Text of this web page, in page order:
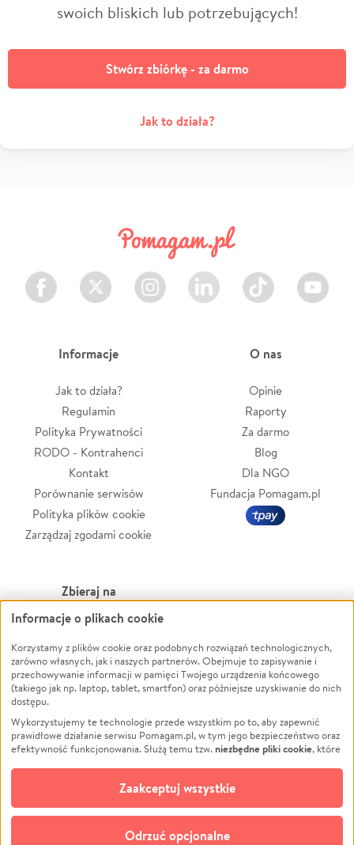
swoich bliskich lub potrzebujących!
Stwórz zbiórkę - za darmo
Jak to działa?
Facebook Twitter Instagram LinkedIn TikTok Youtube
Informacje
Jak to działa?
Regulamin
Polityka Prywatności
RODO - Kontrahenci
Kontakt
Porównanie serwisów
Polityka plików cookie
Zarządzaj zgodami cookie
O nas
Opinie
Raporty
Za darmo
Blog
Dla NGO
Fundacja Pomagam.pl
Zbieraj na
Leczenie
Zwierzęta
Pożar
Ukraina
Pomoc Finansowa
Projekty
Pogrzeb
Społeczność lokalna
Kultura
Powódź
Wichura
NGO
Edukacja
Podróż
Impreza
Ochrona środowiska
Biznes
Informacje o plikach cookie
Korzystamy z plików cookie oraz podobnych rozwiązań technologicznych,
zarówno własnych, jak i naszych partnerów. Obejmuje to zapisywanie i
przechowywanie informacji w pamięci Twojego urządzenia końcowego
(takiego jak np. laptop, tablet, smartfon) oraz późniejsze uzyskiwanie do nich
dostępu.
Wykorzystujemy te technologie przede wszystkim po to, aby zapewnić
prawidłowe działanie serwisu Pomagam.pl, w tym jego bezpieczeństwo oraz
efektywność funkcjonowania. Służą temu tzw.niezbędne pliki cookie, które
opcjonalnych plików cookie
technologii do celów analitycznych i retargetingowych. Możesz wyrazić
zgodę na ich stosowanie lub jej odmówić. W dowolnym momencie masz
możliwość zmiany swoich preferencji na stronie „Zarządzaj zgodami cookie”,
do której link znajdziesz w stopce serwisu Pomagam.pl. Opcjonalne pliki
Odrzuć opcjonalne
Zaakceptuj wszystkie